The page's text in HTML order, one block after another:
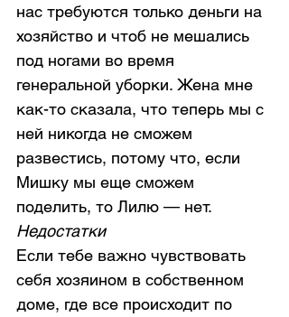
нас требуются только деньги на
хозяйство и чтоб не мешались
под ногами во время
генеральной уборки. Жена мне
как-то сказала, что теперь мы с
ней никогда не сможем
развестись, потому что, если
Мишку мы еще сможем
поделить, то Лилю — нет.
Недостатки
Если тебе важно чувствовать
себя хозяином в собственном
доме, где все происходит по